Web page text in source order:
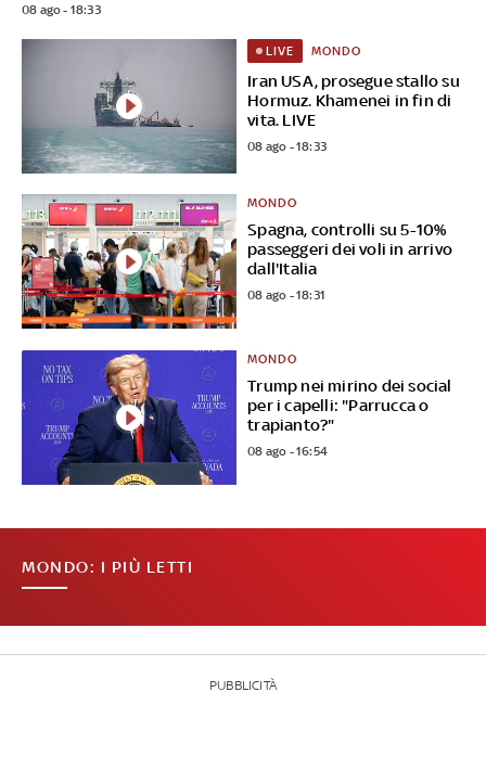
08 ago - 18:33
Iran USA, prosegue stallo su
Hormuz. Khamenei in fin di
vita. LIVE
LIVE MONDO
08 ago - 18:33
Spagna, controlli su 5-10%
passeggeri dei voli in arrivo
dall'Italia
MONDO
08 ago - 18:31
Trump nei mirino dei social
per i capelli: "Parrucca o
trapianto?"
MONDO
08 ago - 16:54
MONDO: I PIÙ LETTI
PUBBLICITÀ